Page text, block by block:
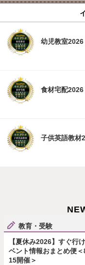
幼児教室2026
食材宅配2026
子供英語教材
教育・受験
【夏休み2026】すぐ行
ベント情報おまとめ便＜
15開催＞